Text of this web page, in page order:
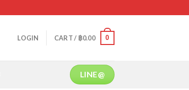
LOGIN CART / ฿0.00 0
LINE@